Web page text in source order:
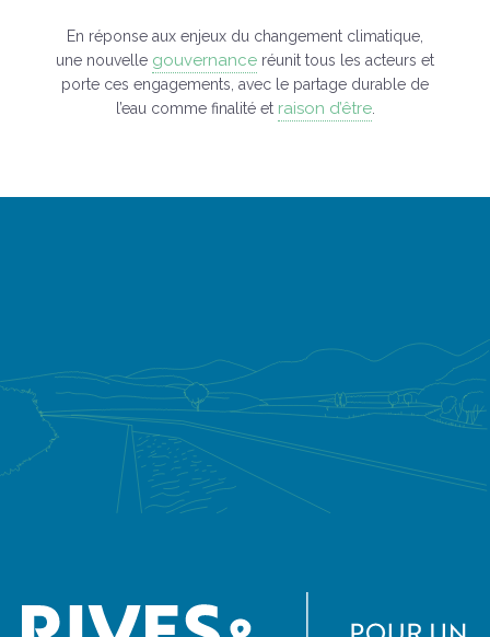
En réponse aux enjeux du changement climatique,
une nouvelle gouvernance réunit tous les acteurs et
porte ces engagements, avec le partage durable de
l’eau comme finalité et raison d’être.